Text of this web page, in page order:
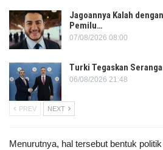
Jagoannya Kalah
Pemilu…
07/08/2026 08:00
Turki Tegaskan
06/08/2026 21:48
PREV NEXT
Menurutnya, hal tersebut bentuk